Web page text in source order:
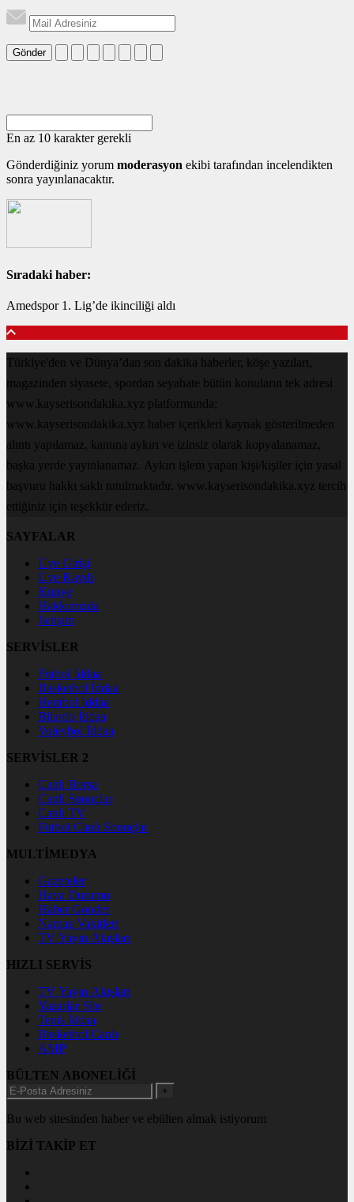
Gönder
En az 10 karakter gerekli
Gönderdiğiniz yorum moderasyon ekibi tarafından incelendikten
sonra yayınlanacaktır.
Sıradaki haber:
Amedspor 1. Lig’de ikinciliği aldı
Türkiye'den ve Dünya’dan son dakika haberler, köşe yazıları,
magazinden siyasete, spordan seyahate bütün konuların tek adresi
www.kayserisondakika.xyz platformunda;
www.kayserisondakika.xyz haber içerikleri kaynak gösterilmeden
alıntı yapılamaz, kanuna aykırı ve izinsiz olarak kopyalanamaz,
başka yerde yayınlanamaz. Aykırı işlem yapan kişi/kişiler için yasal
başvuru hakkı saklı tutulmaktadır. www.kayserisondakika.xyz tercih
ettiğiniz için teşekkür ederiz.
SAYFALAR
Üye Girişi
Üye Kaydı
Künye
Hakkımızda
İletişim
SERVİSLER
Futbol İddaa
Basketbol İddaa
Hentbol İddaa
Bilardo İddaa
Voleybol İddaa
SERVİSLER 2
Canlı Borsa
Canlı Sonuçlar
Canlı TV
Futbol Canlı Sonuçlar
MULTİMEDYA
Gazeteler
Hava Durumu
Haber Gönder
Namaz Vakitleri
TV Yayın Akışları
HIZLI SERVİS
TV Yayın Akışları
Yazarlar Site
Tenis İddaa
Basketbol Canlı
AMP
BÜLTEN ABONELİĞİ
+
Bu web sitesinden haber ve ebülten almak istiyorum
BİZİ TAKİP ET